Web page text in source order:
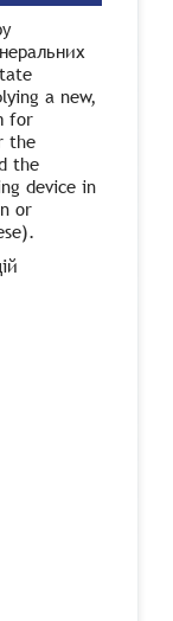
a new,
for
the
the
device in
or